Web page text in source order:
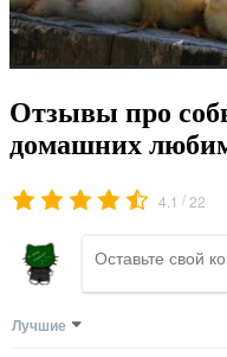
Отзывы про
домашних
4.1 /22
Лучшие